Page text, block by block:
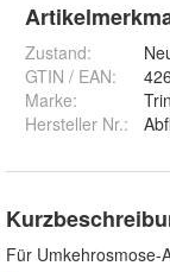
Zustand:
GTIN / EAN:
Marke:
Hersteller Nr.:
Für Umkehrosmose-